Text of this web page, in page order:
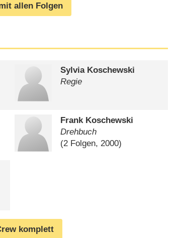
allen Folgen
Sylvia Koschewski
Regie
Frank Koschewski
Drehbuch
(2 Folgen, 2000)
komplett